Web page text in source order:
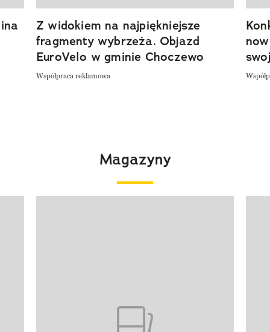
Z widokiem na najpiękniejsze
fragmenty wybrzeża. Objazd
EuroVelo w gminie Choczewo
Współpraca reklamowa
Magazyny